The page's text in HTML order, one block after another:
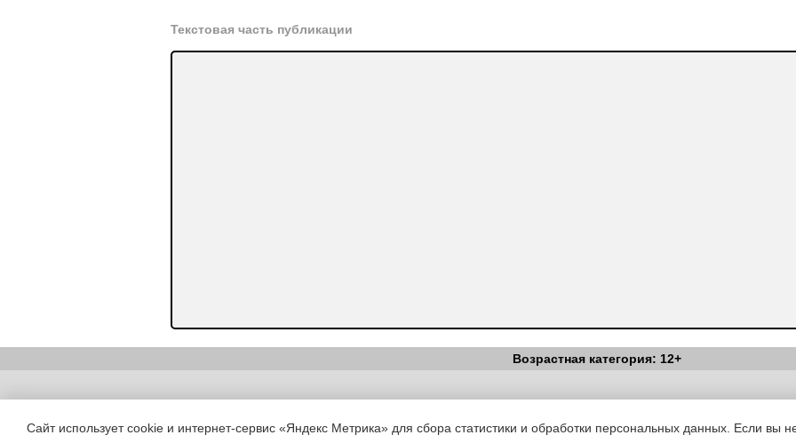
Текстовая часть публикации
Возрастная категория: 12+
Copyright (c) |Вестник Педагога|Об издании|Условия|Политика
Сайт использует cookie и интернет-сервис «Яндекс Метрика» для сбора статистики и обработки персональных данных. Если вы